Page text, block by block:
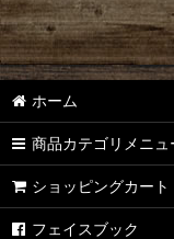
ホーム
商品カテゴリメニュ
ショッピングカート
フェイスブック